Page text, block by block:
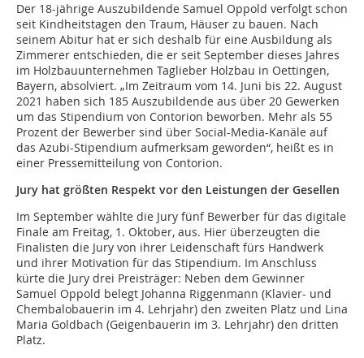
Der 18-jährige Auszubildende Samuel Oppold verfolgt schon
seit Kindheitstagen den Traum, Häuser zu bauen. Nach
seinem Abitur hat er sich deshalb für eine Ausbildung als
Zimmerer entschieden, die er seit September dieses Jahres
im Holzbauunternehmen Taglieber Holzbau in Oettingen,
Bayern, absolviert. „Im Zeitraum vom 14. Juni bis 22. August
2021 haben sich 185 Auszubildende aus über 20 Gewerken
um das Stipendium von Contorion beworben. Mehr als 55
Prozent der Bewerber sind über Social-Media-Kanäle auf
das Azubi-Stipendium aufmerksam geworden“, heißt es in
einer Pressemitteilung von Contorion.
Jury hat größten Respekt vor den Leistungen der Gesellen
Im September wählte die Jury fünf Bewerber für das digitale
Finale am Freitag, 1. Oktober, aus. Hier überzeugten die
Finalisten die Jury von ihrer Leidenschaft fürs Handwerk
und ihrer Motivation für das Stipendium. Im Anschluss
kürte die Jury drei Preisträger: Neben dem Gewinner
Samuel Oppold belegt Johanna Riggenmann (Klavier- und
Chembalobauerin im 4. Lehrjahr) den zweiten Platz und Lina
Maria Goldbach (Geigenbauerin im 3. Lehrjahr) den dritten
Platz.